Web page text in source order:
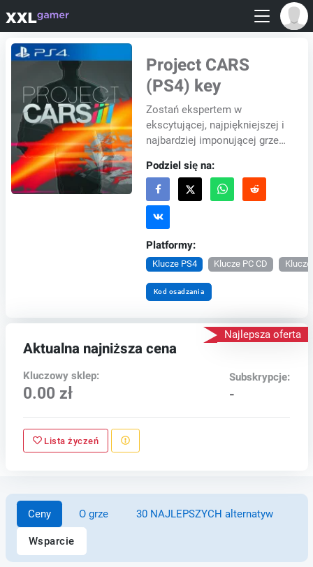
Project CARS
(PS4) key
Zostań ekspertem w
ekscytującej, najpiękniejszej i
najbardziej imponującej grze
technologicznie
zaawansowana i absolutnie
niesa...
Podziel się na:
Platformy:
Klucze PS4 Klucze PC CD
Kod osadzania
Najlepsza oferta
Aktualna najniższa cena
Kluczowy sklep:
0.00 zł
Subskrypcje:
-
Lista życzeń
Ceny O grze 30 NAJLEPSZYCH alternatyw
Wsparcie